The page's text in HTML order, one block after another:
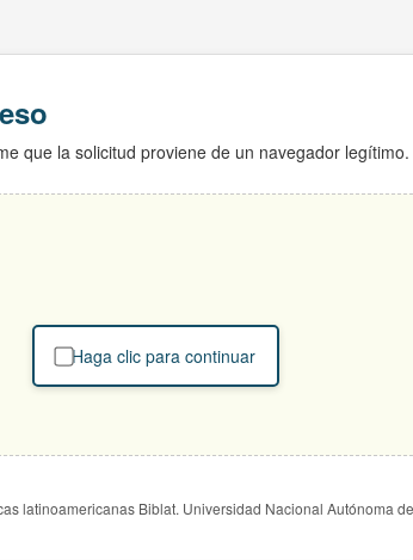
que la solicitud proviene de un navegador legítimo.
Haga clic para continuar
latinoamericanas Biblat. Universidad Nacional Autónoma